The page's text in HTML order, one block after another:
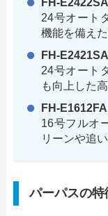
FH-
24号オート
機能を備え
FH-
24号オート
も向上した
FH-
16号フルオ
リーンや追
パーパスの特